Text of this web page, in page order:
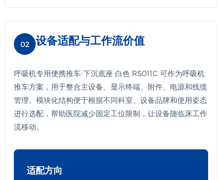
02 设备适配与工作流价值
呼吸机专用便携推车-下沉底座 白色 RS011C 可作为呼吸机
推车方案，用于整合主设备、显示终端、附件、电源和线缆
管理。模块化结构便于根据不同科室、设备品牌和使用姿态
进行选配，帮助医院减少固定工位限制，让设备随临床工作
流移动。
适配方向